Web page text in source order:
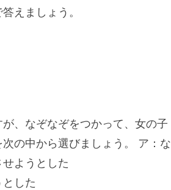
えましょう。
、なぞなぞをつかって、女の子
の中から選びましょう。 ア：な
ようとした
した